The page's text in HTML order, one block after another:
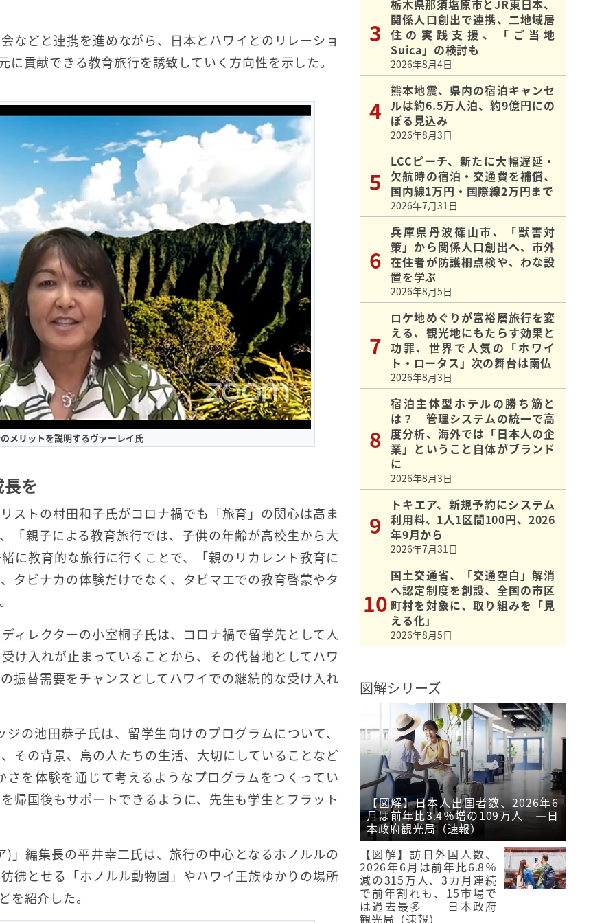
などと連携を進めながら、日本とハワイとのリレーショ
貢献できる教育旅行を誘致していく方向性を示した。
メリットを説明するヴァーレイ氏
を
ストの村田和子氏がコロナ禍でも「旅育」の関心は高ま
「親子による教育旅行では、子供の年齢が高校生から大
に教育的な旅行に行くことで、「親のリカレント教育に
タビナカの体験だけでなく、タビマエでの教育啓蒙やタ
ィレクターの小室桐子氏は、コロナ禍で留学先として人
け入れが止まっていることから、その代替地としてハワ
振替需要をチャンスとしてハワイでの継続的な受け入れ
の池田恭子氏は、留学生向けのプログラムについて、
その背景、島の人たちの生活、大切にしていることなど
を体験を通じて考えるようなプログラムをつくってい
帰国後もサポートできるように、先生も学生とフラット
」編集長の平井幸二氏は、旅行の中心となるホノルルの
彿とせる「ホノルル動物園」やハワイ王族ゆかりの場所
を紹介した。
栃木県那須塩原市とJR東日本、
関係人口創出で連携、二地域居
住の実践支援、「ご当地
Suica」の検討も
2026年8月4日
熊本地震、県内の宿泊キャンセ
ルは約6.5万人泊、約9億円にの
ぼる見込み
2026年8月3日
LCCピーチ、新たに大幅遅延・
欠航時の宿泊・交通費を補償、
国内線1万円・国際線2万円まで
2026年7月31日
兵庫県丹波篠山市、「獣害対
策」から関係人口創出へ、市外
在住者が防護柵点検や、わな設
置を学ぶ
2026年8月5日
ロケ地めぐりが富裕層旅行を変
える、観光地にもたらす効果と
功罪、世界で人気の「ホワイ
ト・ロータス」次の舞台は南仏
2026年8月3日
宿泊主体型ホテルの勝ち筋と
は？ 管理システムの統一で高
度分析、海外では「日本人の企
業」ということ自体がブランド
に
2026年8月3日
トキエア、新規予約にシステム
利用料、1人1区間100円、2026
年9月から
2026年7月31日
国土交通省、「交通空白」解消
へ認定制度を創設、全国の市区
町村を対象に、取り組みを「見
える化」
2026年8月5日
図解シリーズ
【図解】日本人出国者数、2026年6
月は前年比3.4％増の109万人 ―日
本政府観光局（速報）
【図解】訪日外国人数、
2026年6月は前年比6.8％
減の315万人、3カ月連続
で前年割れも、15市場で
は過去最多 ―日本政府
観光局（速報）